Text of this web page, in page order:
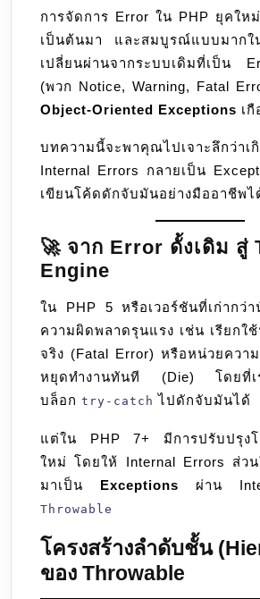
Exceptions
การจัดการ Error ใน PHP ยุคใหม่ (ตั้งแต่ PHP 7
เป็นต้นมา และสมบูรณ์แบบมาก
เปลี่ยนผ่านจากระบบเดิมที่เป็น
(พวก Notice, Warning, Fatal
Object-Oriented Exceptions เ
บทความนี้จะพาคุณไปเจาะลึกว่าเ
Internal Errors กลายเป็น
เขียนโค้ดดักจับมันอย่างมืออาชีพไ
🚀 จาก Error ดั้งเดิม สู่
Engine
ใน PHP 5 หรือเวอร์ชันที่เก่ากว่
ความผิดพลาดรุนแรง เช่น เรียกใ
จริง (Fatal Error) หรือหน่วยควา
หยุดทำงานทันที (Die) โดยที่เร
บล็อก try-catch ไปดักจับมันได้
แต่ใน PHP 7+ มีการปรับปรุงโ
ใหม่ โดยให้ Internal Errors ส่ว
มาเป็น Exceptions ผ่าน
Throwable
โครงสร้างลำดับชั้น
ของ Throwable